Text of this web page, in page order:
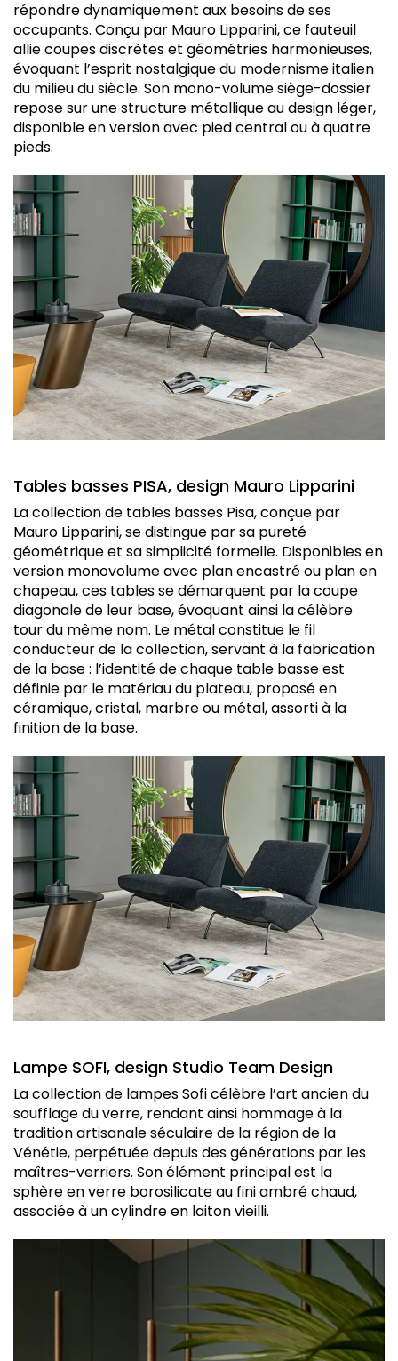
répondre dynamiquement aux besoins de ses
occupants. Conçu par Mauro Lipparini, ce fauteuil
allie coupes discrètes et géométries harmonieuses,
évoquant l’esprit nostalgique du modernisme italien
du milieu du siècle. Son mono-volume siège-dossier
repose sur une structure métallique au design léger,
disponible en version avec pied central ou à quatre
pieds.
Tables basses PISA, design Mauro Lipparini
La collection de tables basses Pisa, conçue par
Mauro Lipparini, se distingue par sa pureté
géométrique et sa simplicité formelle. Disponibles en
version monovolume avec plan encastré ou plan en
chapeau, ces tables se démarquent par la coupe
diagonale de leur base, évoquant ainsi la célèbre
tour du même nom. Le métal constitue le fil
conducteur de la collection, servant à la fabrication
de la base : l’identité de chaque table basse est
définie par le matériau du plateau, proposé en
céramique, cristal, marbre ou métal, assorti à la
finition de la base.
Lampe SOFI, design Studio Team Design
La collection de lampes Sofi célèbre l’art ancien du
soufflage du verre, rendant ainsi hommage à la
tradition artisanale séculaire de la région de la
Vénétie, perpétuée depuis des générations par les
maîtres-verriers. Son élément principal est la
sphère en verre borosilicate au fini ambré chaud,
associée à un cylindre en laiton vieilli.